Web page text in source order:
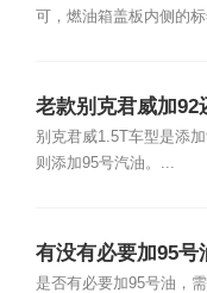
可，燃油箱盖板内侧的
老款别克君威加92
别克君威1.5T车型是添
则添加95号汽油。...
有没有必要加95号
是否有必要加95号油，